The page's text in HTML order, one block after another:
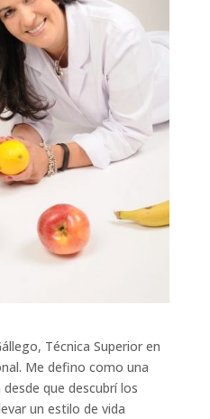
Técnica Superior en
Me defino como una
que descubrí los
un estilo de vida